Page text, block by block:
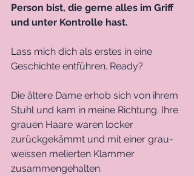
Person bist, die gerne alles im Griff
und unter Kontrolle hast.
Lass mich dich als erstes in eine
Geschichte entführen. Ready?
Die ältere Dame erhob sich von ihrem
Stuhl und kam in meine Richtung. Ihre
grauen Haare waren locker
zurückgekämmt und mit einer grau-
weissen melierten Klammer
zusammengehalten.